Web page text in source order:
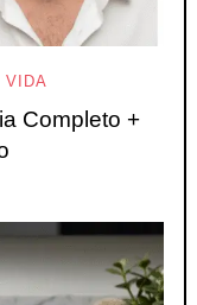
VIDA
Completo +